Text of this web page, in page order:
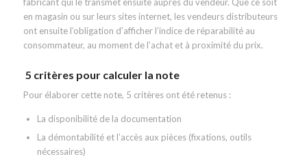
en magasin ou sur leurs sites internet, les vendeurs distributeurs
ont ensuite l’obligation d’afficher l’indice de réparabilité au
consommateur, au moment de l’achat et à proximité du prix.
5 critères pour calculer la note
Pour élaborer cette note, 5 critères ont été retenus :
La disponibilité de la documentation
La démontabilité et l’accès aux pièces (fixations, outils
nécessaires)